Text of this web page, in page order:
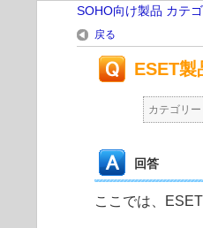
SOHO向け製品 カテ
戻る
ESET製
カテゴリー
回答
ここでは、